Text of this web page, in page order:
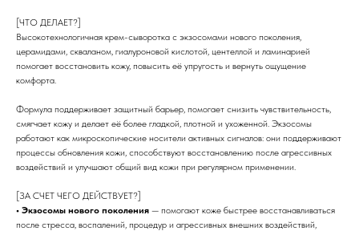
[ЧТО ДЕЛАЕТ?]
Высокотехнологичная крем-сыворотка с экзосомами нового поколения,
церамидами, скваланом, гиалуроновой кислотой, центеллой и ламинарией
помогает восстановить кожу, повысить её упругость и вернуть ощущение
комфорта.
Формула поддерживает защитный барьер, помогает снизить чувствительность,
смягчает кожу и делает её более гладкой, плотной и ухоженной. Экзосомы
работают как микроскопические носители активных сигналов: они поддерживают
процессы обновления кожи, способствуют восстановлению после агрессивных
воздействий и улучшают общий вид кожи при регулярном применении.
[ЗА СЧЕТ ЧЕГО ДЕЙСТВУЕТ?]
• Экзосомы нового поколения — помогают коже быстрее восстанавливаться
после стресса, воспалений, процедур и агрессивных внешних воздействий,